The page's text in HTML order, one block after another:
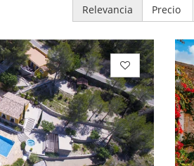
Relevancia Precio